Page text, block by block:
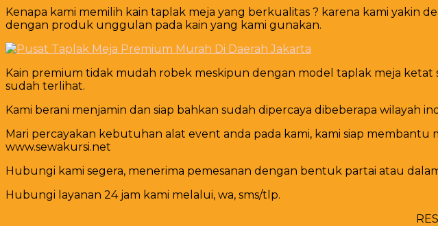
Kenapa kami memilih kain taplak meja yang berkualitas ? karena kami
dengan produk unggulan pada kain yang kami gunakan.
Kain premium tidak mudah robek meskipun dengan model taplak meja
sudah terlihat.
Kami berani menjamin dan siap bahkan sudah dipercaya dibeberapa wilayah
Mari percayakan kebutuhan alat event anda pada kami, kami siap
www.sewakursi.net
Hubungi kami segera, menerima pemesanan dengan bentuk partai atau
Hubungi layanan 24 jam kami melalui, wa, sms/tlp.